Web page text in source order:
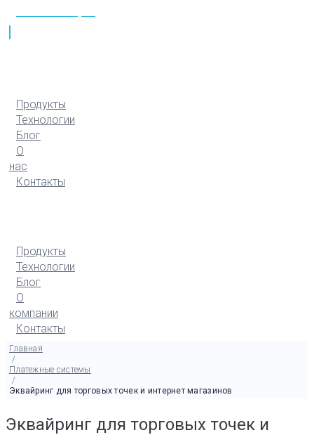
Продукты
Технологии
Блог
О
нас
Контакты
Продукты
Технологии
Блог
О
компании
Контакты
Главная
/
Платежные системы
/
Эквайринг для торговых точек и интернет магазинов
Эквайринг для торговых точек и